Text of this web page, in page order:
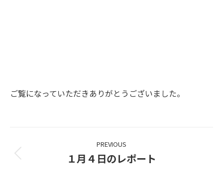
ご覧になっていただきありがとうございました。
navigation
PREVIOUS
Previous
１月４日のレポート